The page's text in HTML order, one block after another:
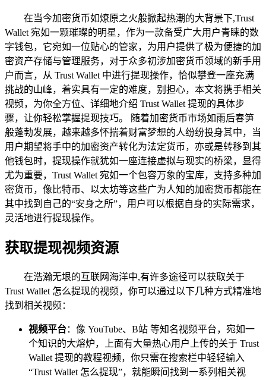
在当今加密货币如燎原之火般掀起热潮的大背景下,Trust
Wallet 宛如一颗璀璨的明星，作为一款备受广大用户青睐的数
字钱包，它宛如一位贴心的管家，为用户提供了极为便捷的加
密资产存储与管理服务，对于众多初涉加密货币领域的新手用
户而言，从 Trust Wallet 中进行提现操作，恰似攀登一座充满
挑战的山峰，着实具有一定的难度，别担心，本文将携手相关
视频，为你全方位、详细地介绍 Trust Wallet 提现的具体步
骤，让你轻松掌握提现技巧。 随着加密货币市场如雨后春笋
般蓬勃发展，越来越多怀揣着财富梦想的人纷纷投身其中，当
用户期望将手中的加密资产转化为法定货币，亦或是转移到其
他钱包时，提现操作就犹如一座连接虚拟与现实的桥梁，显得
尤为重要，Trust Wallet 宛如一个包容万象的宝库，支持多种加
密货币，像比特币、以太坊等这些广为人知的加密货币都能在
其中找到自己的“安身之所”，用户可以根据自身的实际需求，
灵活地进行提现操作。
获取提现视频资源
在浩瀚无垠的互联网海洋中,有许多途径可以获取关于
Trust Wallet 怎么提现的视频，你可以通过以下几种方式精准地
找到相关视频：
视频平台：像 YouTube、B站 等知名视频平台，宛如一
个知识的大熔炉，上面有大量热心用户上传的关于 Trust
Wallet 提现的教程视频，你只需在搜索栏中轻轻输入
“Trust Wallet 怎么提现”，就能瞬间找到一系列相关视